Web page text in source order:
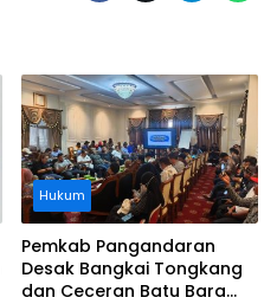
Hukum
Pemkab Pangandaran
Desak Bangkai Tongkang
dan Ceceran Batu Bara